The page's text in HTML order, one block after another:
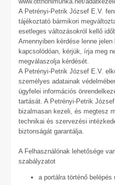
A Petrényi-Petrik József E.V.
tájékoztató bármikori
esetleges változásokról kellő
Amennyiben kérdése lenne
kapcsolódóan, kérjük, írja meg
megválaszolja kérdését.
A Petrényi-Petrik József E.V.
személyes adatainak
ügyfelei információs
tartását. A Petrényi-Petrik
bizalmasan kezeli, és megtesz
technikai és szervezési
biztonságát garantálja.
A Felhasználónak lehetősége
szabályzatot
a portálra történő belépés